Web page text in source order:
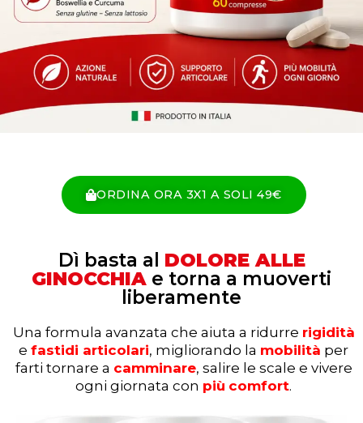
ORDINA ORA 3X1 A SOLI 49€
Dì basta al DOLORE ALLE
GINOCCHIA e torna a muoverti
liberamente
Una formula avanzata che aiuta a ridurre rigidità
e fastidi articolari, migliorando la mobilità per
farti tornare a camminare, salire le scale e vivere
ogni giornata con più comfort.